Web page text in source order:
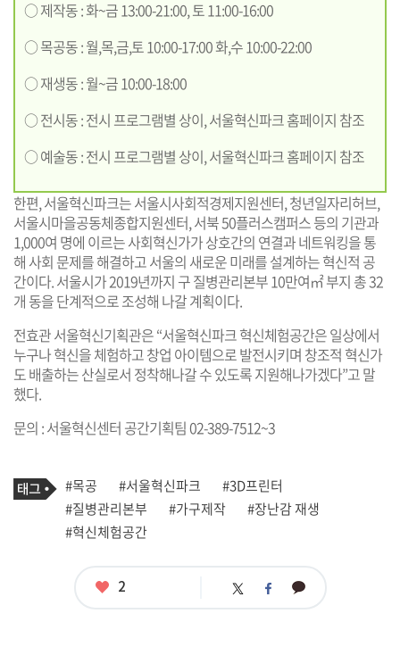
○ 제작동 : 화~금 13:00-21:00, 토 11:00-16:00
○ 목공동 : 월,목,금,토 10:00-17:00 화,수 10:00-22:00
○ 재생동 : 월~금 10:00-18:00
○ 전시동 : 전시 프로그램별 상이, 서울혁신파크 홈페이지 참조
○ 예술동 : 전시 프로그램별 상이, 서울혁신파크 홈페이지 참조
한편, 서울혁신파크는 서울시사회적경제지원센터, 청년일자리허브,
서울시마을공동체종합지원센터, 서북 50플러스캠퍼스 등의 기관과
1,000여 명에 이르는 사회혁신가가 상호간의 연결과 네트워킹을 통
해 사회 문제를 해결하고 서울의 새로운 미래를 설계하는 혁신적 공
간이다. 서울시가 2019년까지 구 질병관리본부 10만여㎡ 부지 총 32
개 동을 단계적으로 조성해 나갈 계획이다.
전효관 서울혁신기획관은 “서울혁신파크 혁신체험공간은 일상에서
누구나 혁신을 체험하고 창업 아이템으로 발전시키며 창조적 혁신가
도 배출하는 산실로서 정착해나갈 수 있도록 지원해나가겠다”고 말
했다.
문의 : 서울혁신센터 공간기획팀 02-389-7512~3
기
사
관
련
태
태
그
#목공 #서울혁신파크
#3D프린터
#질병관리본부
#가구제작
#장난감 재생
#혁신체험공간
좋
2 트 페 카